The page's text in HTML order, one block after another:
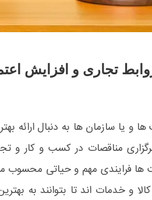
تجاری و افزایش
و یا سازمان ها به دنبال ارائه
مناقصات در کسب و کار و
ها فرایندی مهم و حیاتی
و خدمات اند تا بتوانند به